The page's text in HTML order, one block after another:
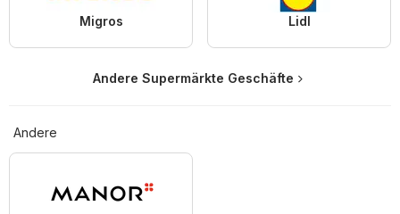
Migros Lidl
Andere Supermärkte Geschäfte
Andere